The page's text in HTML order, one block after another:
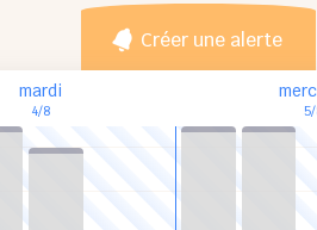
Créer une alerte
mardi
4/8